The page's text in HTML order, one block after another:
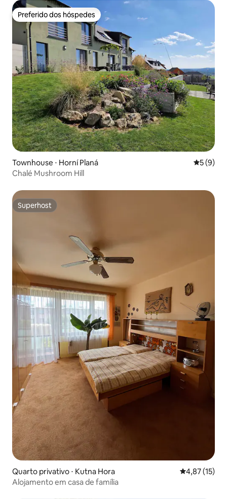
Preferido dos hóspedes
Preferido dos hóspedes
Townhouse ⋅ Horní Planá 5 de
5 (9)
Chalé Mushroom Hill
Superhost
Superhost
Quarto privativo ⋅ Kutna Hora 4,87 de uma
4,87 (15)
Alojamento em casa de família